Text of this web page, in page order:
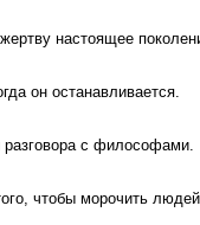
настоящее
он останавливается.
с философами.
чтобы морочить людей.